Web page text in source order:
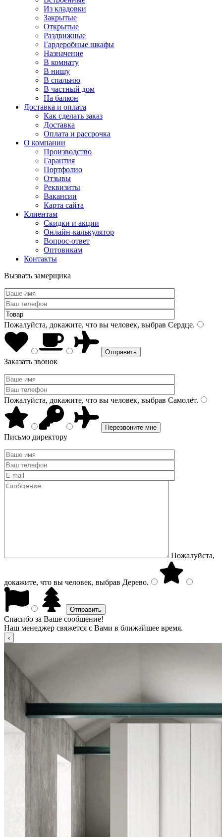
Из кладовки
Закрытые
Открытые
Раздвижные
Гардеробные шкафы
Назначение
В комнату
В нишу
В спальню
В частный дом
На балкон
Доставка и оплата
Как сделать заказ
Доставка
Оплата и рассрочка
О компании
Производство
Гарантия
Портфолио
Отзывы
Реквизиты
Вакансии
Карта сайта
Клиентам
Скидки и акции
Онлайн-калькулятор
Вопрос-ответ
Оптовикам
Контакты
Вызвать замерщика
Пожалуйста, докажите, что вы человек, выбрав Сердце.
Заказать звонок
Пожалуйста, докажите, что вы человек, выбрав Самолёт.
Письмо директору
Пожалуйста,
докажите, что вы человек, выбрав Дерево.
Спасибо за Ваше сообщение!
Наш менеджер свяжется с Вами в ближайшее время.